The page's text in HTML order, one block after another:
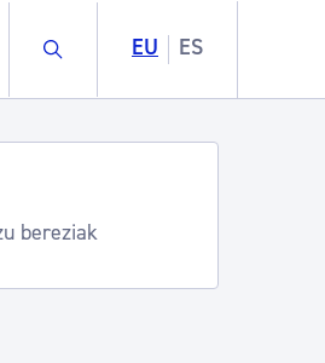
Buscar EU ES
bereziak